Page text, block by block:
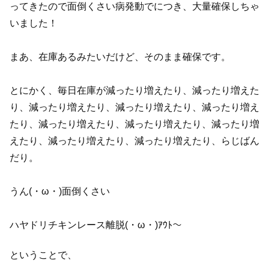
ってきたので面倒くさい病発動でにつき、大量確保しちゃ
いました！
まあ、在庫あるみたいだけど、そのまま確保です。
とにかく、毎日在庫が減ったり増えたり、減ったり増えた
り、減ったり増えたり、減ったり増えたり、減ったり増え
たり、減ったり増えたり、減ったり増えたり、減ったり増
えたり、減ったり増えたり、減ったり増えたり、らじばん
だり。
うん(・ω・)面倒くさい
ハヤドリチキンレース離脱(・ω・)ｱｳﾄ～
ということで、